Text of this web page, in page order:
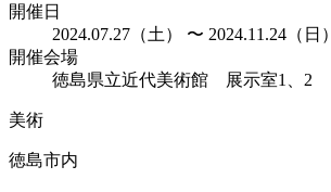
開催日
2024.07.27（土） 〜 2024.11.24（日）
開催会場
徳島県立近代美術館 展示室1、2
美術
徳島市内